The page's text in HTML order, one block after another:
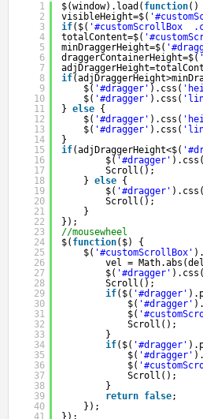
1
2
3
4
5
6
7
8
9
10
11
12
13
14
15
16
17
18
19
20
21
22
23
24
25
26
27
28
29
30
31
32
33
34
35
36
37
38
39
40
41
$(window).load( function()
visibleHeight=$(
if($( '#customScrollBox
totalContent=$(
minDraggerHeight=$(
draggerContainerHeight=$(
if
$( '#dragger' ).css(
$( '#dragger' ).css(
} else {
$( '#dragger' ).css(
$( '#dragger' ).css(
}
if(adjDraggerHeight<$(
$( '#dragger' ).css(
Scroll();
} else {
$( '#dragger' ).css(
Scroll();
}
});
//mousewheel
$( function($) {
$( '#customScrollBox'
vel =
$( '#dragger' ).css(
Scroll();
if($( '#dragger'
$( '#dragger'
$(
Scroll();
}
if($( '#dragger'
$( '#dragger'
$(
Scroll();
}
return false;
});
});